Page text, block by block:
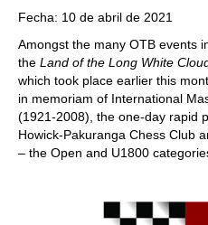
Fecha: 10 de abril de 2021
Amongst the many OTB events
the Land of the Long White
which took place earlier this
in memoriam of International
(1921-2008), the one-day rapid
Howick-Pakuranga Chess Club
– the Open and U1800